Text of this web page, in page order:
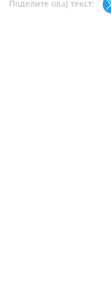
Поделите овај текст: